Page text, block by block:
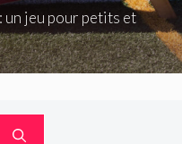
un jeu pour petits et